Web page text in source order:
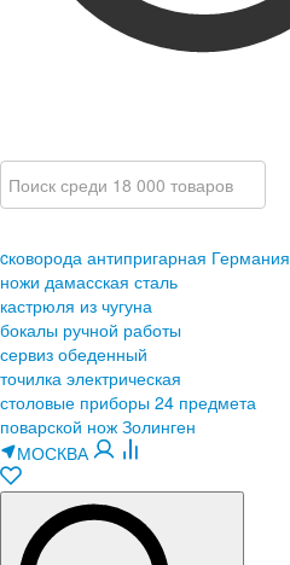
cковорода антипригарная Германия
ножи дамасская сталь
кастрюля из чугуна
бокалы ручной работы
сервиз обеденный
точилка электрическая
столовые приборы 24 предмета
поварской нож Золинген
МОСКВА